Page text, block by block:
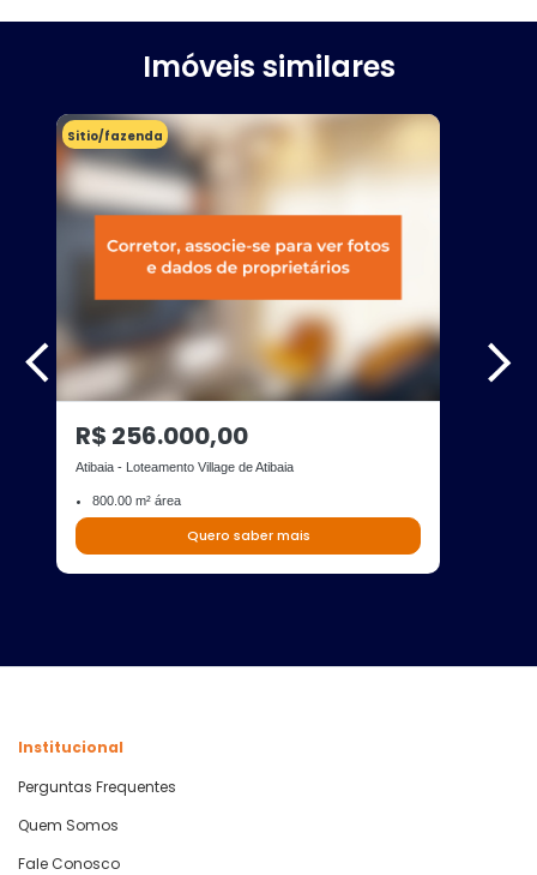
Imóveis similares
Sitio/fazenda
R$ 256.000,00
Atibaia - Loteamento Village de Atibaia
800.00 m² área
Quero saber mais
Institucional
Perguntas Frequentes
Quem Somos
Fale Conosco